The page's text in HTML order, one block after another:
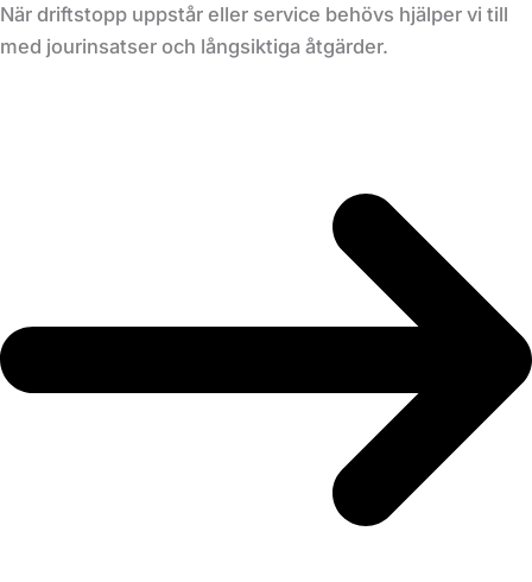
När driftstopp uppstår eller service behövs hjälper vi till
med jourinsatser och långsiktiga åtgärder.